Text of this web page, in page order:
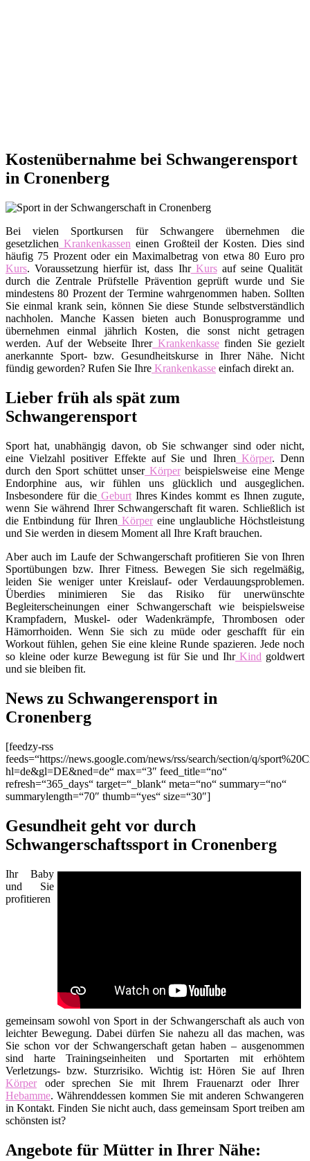
Kostenübernahme bei Schwangerensport
in Cronenberg
Bei vielen Sportkursen für Schwangere übernehmen die
gesetzlichen Krankenkassen einen Großteil der Kosten. Dies sind
häufig 75 Prozent oder ein Maximalbetrag von etwa 80 Euro pro
Kurs. Voraussetzung hierfür ist, dass IhrKursauf seine Qualität
durch die Zentrale Prüfstelle Prävention geprüft wurde und Sie
mindestens 80 Prozent der Termine wahrgenommen haben. Sollten
Sie einmal krank sein, können Sie diese Stunde selbstverständlich
nachholen. Manche Kassen bieten auch Bonusprogramme und
übernehmen einmal jährlich Kosten, die sonst nicht getragen
werden. Auf der Webseite IhrerKrankenkassefinden Sie gezielt
anerkannte Sport- bzw. Gesundheitskurse in Ihrer Nähe. Nicht
fündig geworden? Rufen Sie Ihre Krankenkasse einfach direkt an.
Lieber früh als spät zum
Schwangerensport
Sport hat, unabhängig davon, ob Sie schwanger sind oder nicht,
eine Vielzahl positiver Effekte auf Sie und Ihren Körper. Denn
durch den Sport schüttet unserKörperbeispielsweise eine Menge
Endorphine aus, wir fühlen uns glücklich und ausgeglichen.
Insbesondere für dieGeburtIhres Kindes kommt es Ihnen zugute,
wenn Sie während Ihrer Schwangerschaft fit waren. Schließlich ist
die Entbindung für Ihren Körpereine unglaubliche Höchstleistung
und Sie werden in diesem Moment all Ihre Kraft brauchen.
Aber auch im Laufe der Schwangerschaft profitieren Sie von Ihren
Sportübungen bzw. Ihrer Fitness. Bewegen Sie sich regelmäßig,
leiden Sie weniger unter Kreislauf- oder Verdauungsproblemen.
Überdies minimieren Sie das Risiko für unerwünschte
Begleiterscheinungen einer Schwangerschaft wie beispielsweise
Krampfadern, Muskel- oder Wadenkrämpfe, Thrombosen oder
Hämorrhoiden. Wenn Sie sich zu müde oder geschafft für ein
Workout fühlen, gehen Sie eine kleine Runde spazieren. Jede noch
so kleine oder kurze Bewegung ist für Sie und IhrKind goldwert
und sie bleiben fit.
News zu Schwangerensport in
Cronenberg
[feedzy-rss
feeds=“https://news.google.com/news/rss/search/section/q/
hl=de&gl=DE&ned=de“ max=“3″ feed_title=“no“
refresh=“365_days“ target=“_blank“ meta=“no“ summary=“no“
summarylength=“70″ thumb=“yes“ size=“30″]
Gesundheit geht vor durch
Schwangerschaftssport in Cronenberg
Ihr Baby
und Sie
profitieren
gemeinsam sowohl von Sport in der Schwangerschaft als auch von
leichter Bewegung. Dabei dürfen Sie nahezu all das machen, was
Sie schon vor der Schwangerschaft getan haben – ausgenommen
sind harte Trainingseinheiten und Sportarten mit erhöhtem
Verletzungs- bzw. Sturzrisiko. Wichtig ist: Hören Sie auf Ihren
Körperoder sprechen Sie mit Ihrem Frauenarzt oder Ihrer
Hebamme. Währenddessen kommen Sie mit anderen Schwangeren
in Kontakt. Finden Sie nicht auch, dass gemeinsam Sport treiben am
schönsten ist?
Angebote für Mütter in Ihrer Nähe: